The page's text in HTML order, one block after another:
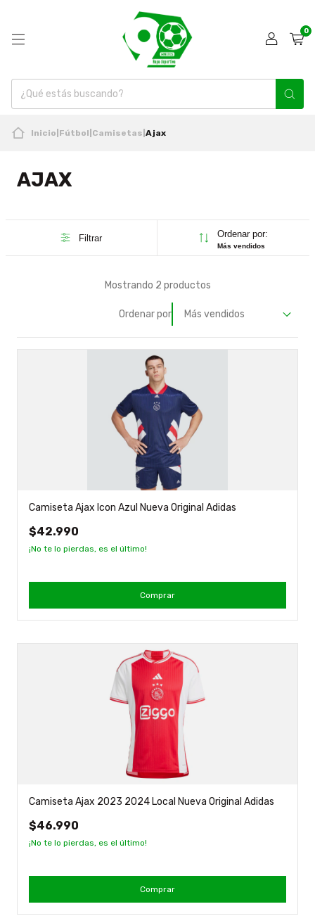
0
Inicio Fútbol Camisetas Ajax
AJAX
Filtrar Ordenar por:
Más vendidos
Mostrando 2 productos
Ordenar por
Camiseta Ajax Icon Azul Nueva Original Adidas
$42.990
¡No te lo pierdas, es el último!
Comprar
Camiseta Ajax 2023 2024 Local Nueva Original Adidas
$46.990
¡No te lo pierdas, es el último!
Comprar